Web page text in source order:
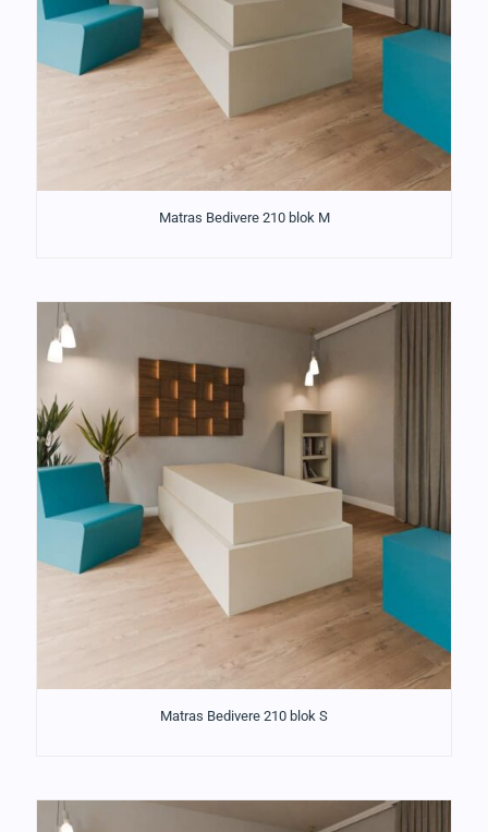
Matras Bedivere 210 blok M
Matras Bedivere 210 blok S